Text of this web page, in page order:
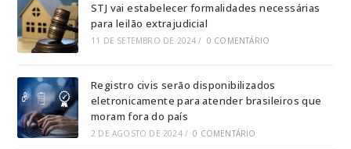
STJ vai estabelecer formalidades necessárias
para leilão extrajudicial
11 DE SETEMBRO DE 2024 / 0 COMENTÁRIO
Registro civis serão disponibilizados
eletronicamente para atender brasileiros que
moram fora do país
2 DE AGOSTO DE 2024 / 0 COMENTÁRIO